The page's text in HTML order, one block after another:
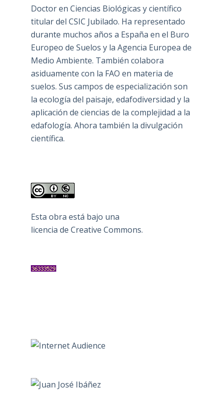
Doctor en Ciencias Biológicas y científico
titular del CSIC Jubilado. Ha representado
durante muchos años a España en el Buro
Europeo de Suelos y la Agencia Europea de
Medio Ambiente. También colabora
asiduamente con la FAO en materia de
suelos. Sus campos de especialización son
la ecología del paisaje, edafodiversidad y la
aplicación de ciencias de la complejidad a la
edafología. Ahora también la divulgación
científica.
Esta obra está bajo una
licencia de Creative Commons.